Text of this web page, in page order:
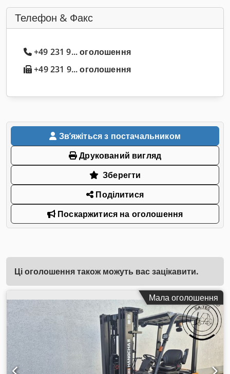
Телефон & Факс
+49 231 9... оголошення
+49 231 9... оголошення
Звʼяжіться з постачальником
Друкований вигляд
Зберегти
Поділитися
Поскаржитися на оголошення
Ці оголошення також можуть вас зацікавити.
Мала оголошення